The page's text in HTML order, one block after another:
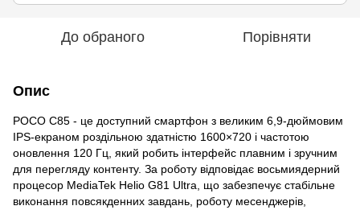
До обраного Порівняти
Опис
POCO C85 - це доступний смартфон з великим 6,9-дюймовим
IPS-екраном роздільною здатністю 1600×720 і частотою
оновлення 120 Гц, який робить інтерфейс плавним і зручним
для перегляду контенту. За роботу відповідає восьмиядерний
процесор MediaTek Helio G81 Ultra, що забезпечує стабільне
виконання повсякденних завдань, роботу месенджерів,